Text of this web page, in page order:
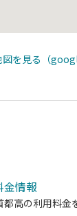
を見る（
金情報
都高の利用料金